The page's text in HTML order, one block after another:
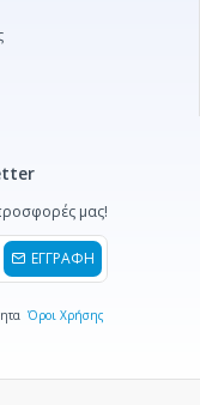
μας!
ΕΓΓΡΑΦΗ
Όροι Χρήσης